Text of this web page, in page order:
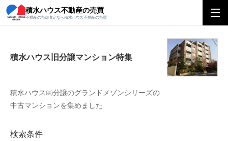
積水ハウス不動産の売買
不動産の売却査定なら積水ハウス不動産の売買
積水ハウス旧分譲マンション特集
積水ハウス旧分譲マンション特集
積水ハウス㈱分譲のグランドメゾンシリーズの
中古マンションを集めました
検索条件